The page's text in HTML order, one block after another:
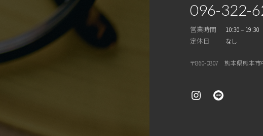
096-322-
営業時間 10:30 – 19:30
定休日 なし
〒860-0807 熊本県熊本市